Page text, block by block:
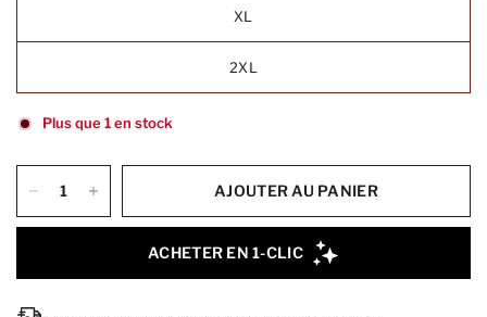
XL
2XL
Plus que 1 en stock
AJOUTER AU PANIER